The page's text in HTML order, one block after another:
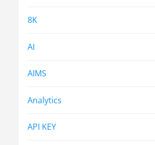
8K
AI
AIMS
Analytics
API KEY